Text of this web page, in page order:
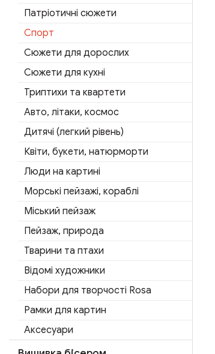
Патріотичні сюжети
Спорт
Сюжети для дорослих
Сюжети для кухні
Триптихи та квартети
Авто, літаки, космос
Дитячі (легкий рівень)
Квіти, букети, натюрморти
Люди на картині
Морські пейзажі, кораблі
Міський пейзаж
Пейзаж, природа
Тварини та птахи
Відомі художники
Набори для творчості Rosa
Рамки для картин
Аксесуари